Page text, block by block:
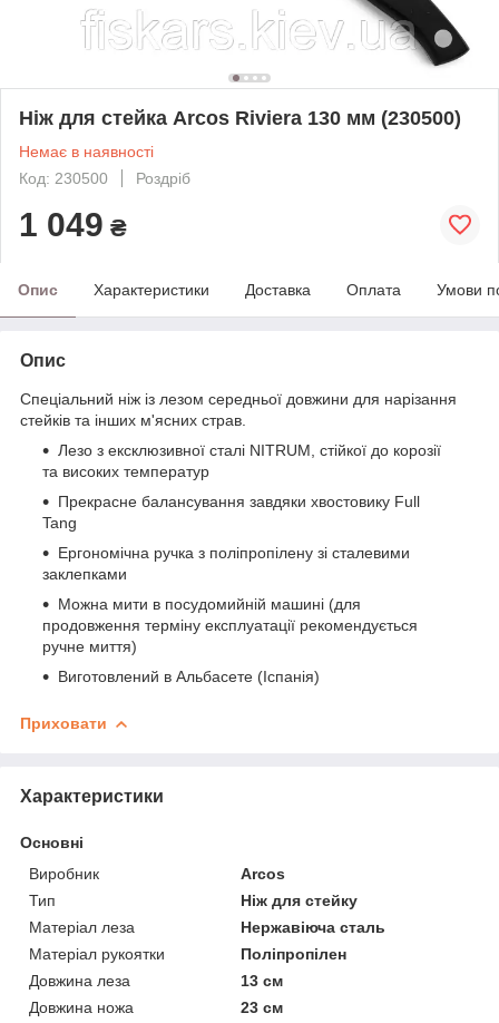
Ніж для стейка Arcos Riviera 130 мм (230500)
Немає в наявності
Код: 230500
Роздріб
1 049 ₴
Опис Характеристики Доставка Оплата Умови
Опис
Спеціальний ніж із лезом середньої довжини для нарізання
стейків та інших м'ясних страв.
Лезо з ексклюзивної сталі NITRUM, стійкої до корозії
та високих температур
Прекрасне балансування завдяки хвостовику Full
Tang
Ергономічна ручка з поліпропілену зі сталевими
заклепками
Можна мити в посудомийній машині (для
продовження терміну експлуатації рекомендується
ручне миття)
Виготовлений в Альбасете (Іспанія)
Приховати
Характеристики
Основні
Виробник
Arcos
Тип
Ніж для стейку
Матеріал леза
Нержавіюча сталь
Матеріал рукоятки
Поліпропілен
Довжина леза
13 см
Довжина ножа
23 см